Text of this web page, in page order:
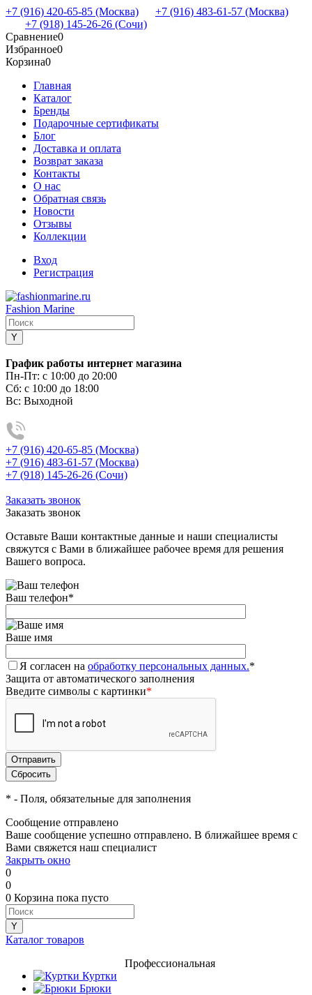
+7 (916) 420-65-85 (Москва)
+7 (916) 483-61-57 (Москва)
+7 (918) 145-26-26 (Сочи)
Сравнение0
Избранное0
Корзина0
Главная
Каталог
Бренды
Подарочные сертификаты
Блог
Доставка и оплата
Возврат заказа
Контакты
О нас
Обратная связь
Новости
Отзывы
Коллекции
Вход
Регистрация
Fashion Marine
График работы интернет магазина
Пн-Пт: с 10:00 до 20:00
Сб: с 10:00 до 18:00
Вс: Выходной
+7 (916) 420-65-85 (Москва)
+7 (916) 483-61-57 (Москва)
+7 (918) 145-26-26 (Сочи)
Заказать звонок
Заказать звонок
Оставьте Ваши контактные данные и наши специалисты
свяжутся с Вами в ближайшее рабочее время для решения
Вашего вопроса.
Ваш телефон*
Ваше имя
Я согласен на обработку персональных данных.*
Защита от автоматического заполнения
Введите символы с картинки*
* - Поля, обязательные для заполнения
Сообщение отправлено
Ваше сообщение успешно отправлено. В ближайшее время с
Вами свяжется наш специалист
Закрыть окно
0
0
0 Корзина пока пусто
Каталог товаров
Профессиональная
Куртки
Брюки